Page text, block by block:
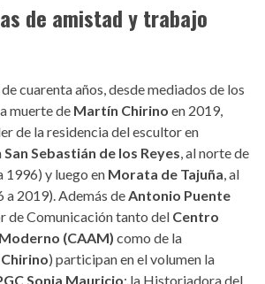
de amistad y trabajo
cuarenta años, desde mediados de los
muerte de Martín Chirino en 2019,
de la residencia del escultor en
San Sebastián de los Reyes, al norte de
1996) y luego en Morata de Tajuña, al
a 2019). Además deAntonio Puente
de Comunicación tanto del Centro
(CAAM) como de la
) participan en el volumen la
Sonia Mauricio; la Historiadora del